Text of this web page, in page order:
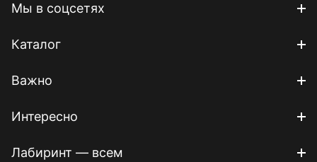
Мы в соцсетях
Каталог
Важно
Интересно
Лабиринт — всем